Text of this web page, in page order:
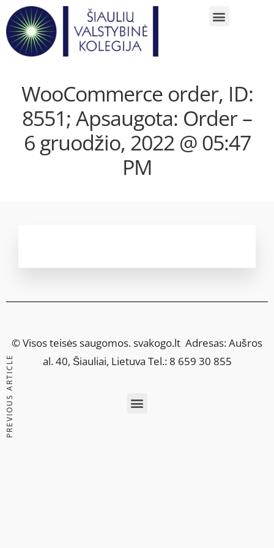
WooCommerce order, ID:
8551; Apsaugota: Order –
6 gruodžio, 2022 @ 05:47
PM
PREVIOUS ARTICLE
© Visos teisės saugomos.svakogo.lt Adresas: Aušros
al. 40, Šiauliai, Lietuva Tel.: 8 659 30 855